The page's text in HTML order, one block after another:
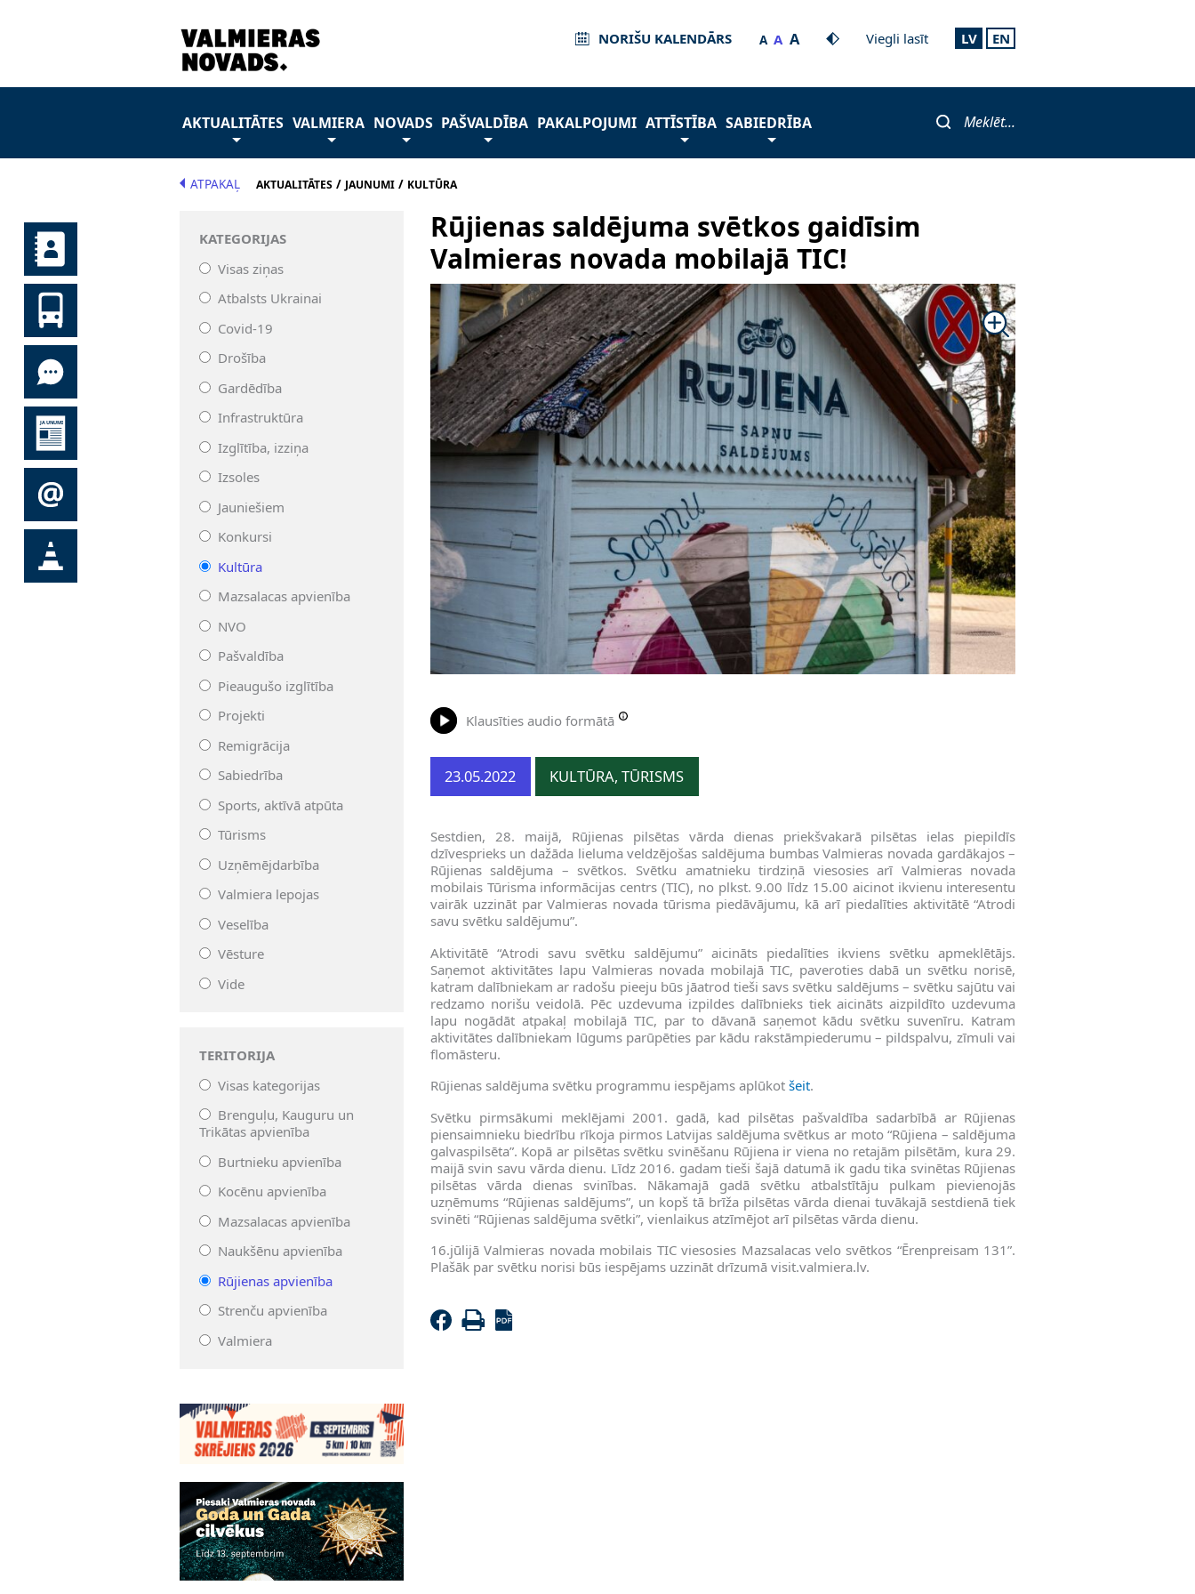
NORIŠU KALENDĀRS A A A Viegli lasīt LV EN
AKTUALITĀTES VALMIERA NOVADS PAŠVALDĪBA PAKALPOJUMI ATTĪSTĪBA SABIEDRĪBA Meklēt...
ATPAKAĻ AKTUALITĀTES/ JAUNUMI/ KULTŪRA
KATEGORIJAS
Visas ziņas
Atbalsts Ukrainai
Covid-19
Drošība
Gardēdība
Infrastruktūra
Izglītība, izziņa
Izsoles
Jauniešiem
Konkursi
Kultūra
Mazsalacas apvienība
NVO
Pašvaldība
Pieaugušo izglītība
Projekti
Remigrācija
Sabiedrība
Sports, aktīvā atpūta
Tūrisms
Uzņēmējdarbība
Valmiera lepojas
Veselība
Vēsture
Vide
TERITORIJA
Visas kategorijas
Brenguļu, Kauguru un
Trikātas apvienība
Burtnieku apvienība
Kocēnu apvienība
Mazsalacas apvienība
Naukšēnu apvienība
Rūjienas apvienība
Strenču apvienība
Valmiera
Rūjienas saldējuma svētkos gaidīsim
Valmieras novada mobilajā TIC!
Klausīties audio formātā
23.05.2022 KULTŪRA, TŪRISMS
Sestdien, 28. maijā, Rūjienas pilsētas vārda dienas priekšvakarā pilsētas ielas piepildīs
dzīvesprieks un dažāda lieluma veldzējošas saldējuma bumbas Valmieras novada gardākajos –
Rūjienas saldējuma – svētkos. Svētku amatnieku tirdziņā viesosies arī Valmieras novada
mobilais Tūrisma informācijas centrs (TIC), no plkst. 9.00 līdz 15.00 aicinot ikvienu interesentu
vairāk uzzināt par Valmieras novada tūrisma piedāvājumu, kā arī piedalīties aktivitātē “Atrodi
savu svētku saldējumu”.
Aktivitātē “Atrodi savu svētku saldējumu” aicināts piedalīties ikviens svētku apmeklētājs.
Saņemot aktivitātes lapu Valmieras novada mobilajā TIC, paveroties dabā un svētku norisē,
katram dalībniekam ar radošu pieeju būs jāatrod tieši savs svētku saldējums – svētku sajūtu vai
redzamo norišu veidolā. Pēc uzdevuma izpildes dalībnieks tiek aicināts aizpildīto uzdevuma
lapu nogādāt atpakaļ mobilajā TIC, par to dāvanā saņemot kādu svētku suvenīru. Katram
aktivitātes dalībniekam lūgums parūpēties par kādu rakstāmpiederumu – pildspalvu, zīmuli vai
flomāsteru.
Rūjienas saldējuma svētku programmu iespējams aplūkot šeit.
Svētku pirmsākumi meklējami 2001. gadā, kad pilsētas pašvaldība sadarbībā ar Rūjienas
piensaimnieku biedrību rīkoja pirmos Latvijas saldējuma svētkus ar moto “Rūjiena – saldējuma
galvaspilsēta”. Kopā ar pilsētas svētku svinēšanu Rūjiena ir viena no retajām pilsētām, kura 29.
maijā svin savu vārda dienu. Līdz 2016. gadam tieši šajā datumā ik gadu tika svinētas Rūjienas
pilsētas vārda dienas svinības. Nākamajā gadā svētku atbalstītāju pulkam pievienojās
uzņēmums “Rūjienas saldējums”, un kopš tā brīža pilsētas vārda dienai tuvākajā sestdienā tiek
svinēti “Rūjienas saldējuma svētki”, vienlaikus atzīmējot arī pilsētas vārda dienu.
16.jūlijā Valmieras novada mobilais TIC viesosies Mazsalacas velo svētkos “Ērenpreisam 131”.
Plašāk par svētku norisi būs iespējams uzzināt drīzumā visit.valmiera.lv.